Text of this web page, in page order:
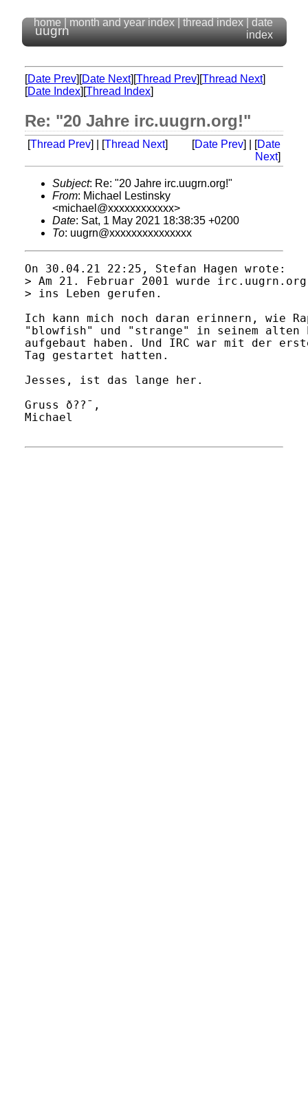
uugrn
home month and year index thread index
date
index
[Date Prev][Date Next][Thread Prev][Thread Next]
[Date Index][Thread Index]
Re: "20 Jahre irc.uugrn.org!"
[Thread Prev] | [Thread Next] [Date Prev] | [Date
Next]
Subject: Re: "20 Jahre irc.uugrn.org!"
From: Michael Lestinsky
<michael@xxxxxxxxxxxx>
Date: Sat, 1 May 2021 18:38:35 +0200
To: uugrn@xxxxxxxxxxxxxxx
On 30.04.21 22:25, Stefan Hagen wrote:
> Am 21. Februar 2001 wurde
> ins Leben gerufen.
Ich kann mich noch daran erinnern, wie
"blowfish" und "strange" in seinem alten
aufgebaut haben. Und IRC war mit der
Tag gestartet hatten.
Jesses, ist das lange her.
Gruss ð??¯,
Michael